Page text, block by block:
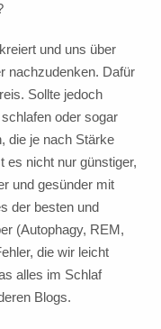
und uns über
nachzudenken. Dafür
Sollte jedoch
oder sogar
die je nach Stärke
es nicht nur günstiger,
und gesünder mit
der besten und
(Autophagy, REM,
die wir leicht
alles im Schlaf
Blogs.